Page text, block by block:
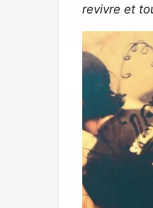
revivre et